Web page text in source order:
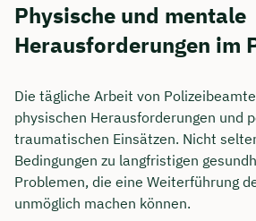
Physische und mentale
Herausforderungen im
Die tägliche Arbeit von
physischen Herausforderungen und
traumatischen Einsätzen. Nicht
Bedingungen zu langfristigen
Problemen, die eine Weiterführung
unmöglich machen können.